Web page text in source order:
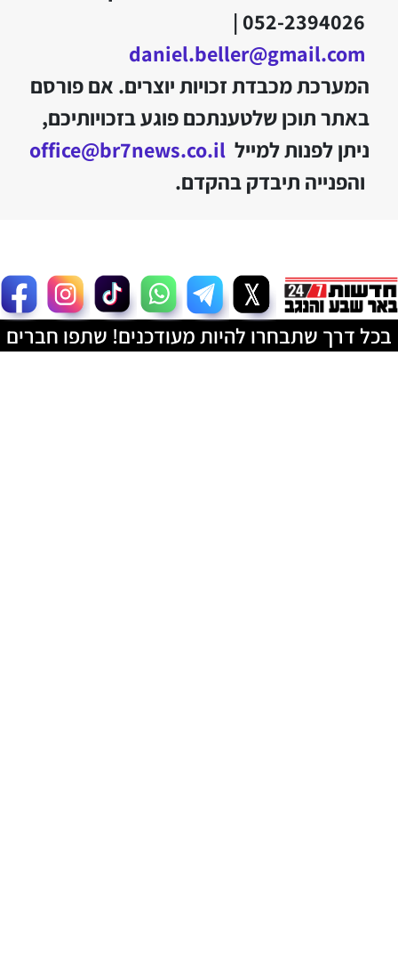
052-2394026 |
daniel.beller@gmail.com
המערכת מכבדת זכויות יוצרים. אם פורסם
באתר תוכן שלטענתכם פוגע בזכויותיכם,
ניתן לפנות למייל office@br7news.co.il
והפנייה תיבדק בהקדם.
בכל דרך שתבחרו להיות מעודכנים! שתפו חברים